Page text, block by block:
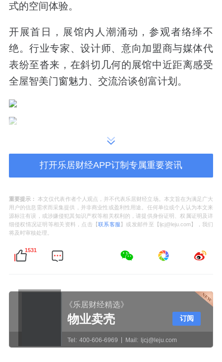
式的空间体验。
开展首日，展馆内人潮涌动，参观者络绎不
绝。行业专家、设计师、意向加盟商与媒体代
表纷至沓来，在斜切几何的展馆中近距离感受
全屋智美门窗魅力、交流洽谈创富计划。
以智见美，遇鉴未来家。迎合科技爱好者和全
屋智能需求，本届中国建博会（广州），新豪
相，实现全屋门窗多模式切换，通过不同指令
即可操控门窗启闭、照明开关等，演绎全屋智
联，重新定义门窗与人居的交互方式。
轩同学同步亮相。作为AI智能助销工具，小轩
同学集品牌展示、需求挖掘、户型诊断、效果
呈现于一体，以三大核心功能优化门店接待流
程。从“留客难”到“签得快”，小轩同学让科技真
打开乐居财经APP订制专属重要资讯
重要提示： 本文仅代表作者个人观点，并不代表乐居财经立场。本文旨在为满足广大
用户的信息需求而采集提供，并非商业性或盈利性用途。任何单位或个人认为本文来
源标注有误，或涉嫌侵犯其知识产权等相关权利的，请提供身份证明、权属证明及详
细侵权情况证明等相关资料，点击【联系客服 】或发邮件至【ljcj@leju.com】，我们
将及时审核处理。
1531
《乐居财经精选》
物业卖壳
Tel: 400-606-6969 Mail: ljcj@leju.com
订阅